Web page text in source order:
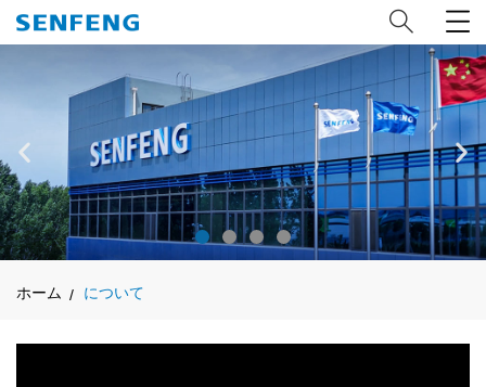
ホーム について